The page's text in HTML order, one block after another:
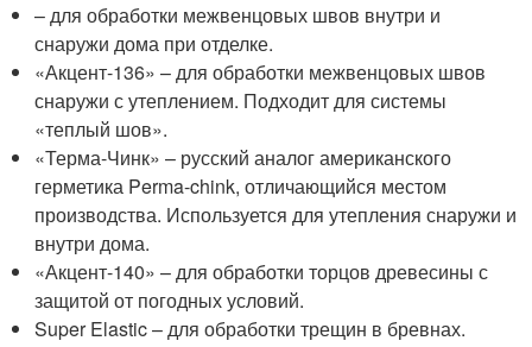
– для обработки межвенцовых швов внутри и
снаружи дома при отделке.
«Акцент-136» – для обработки межвенцовых швов
снаружи с утеплением. Подходит для системы
«теплый шов».
«Терма-Чинк» – русский аналог американского
герметика Perma-chink, отличающийся местом
производства. Используется для утепления снаружи и
внутри дома.
«Акцент-140» – для обработки торцов древесины с
защитой от погодных условий.
Super Elastic – для обработки трещин в бревнах.